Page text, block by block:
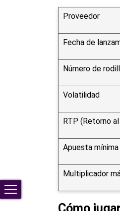
Proveedor
Fecha de
Número de
Volatilidad
RTP (Retorno
Apuesta
Multiplicador